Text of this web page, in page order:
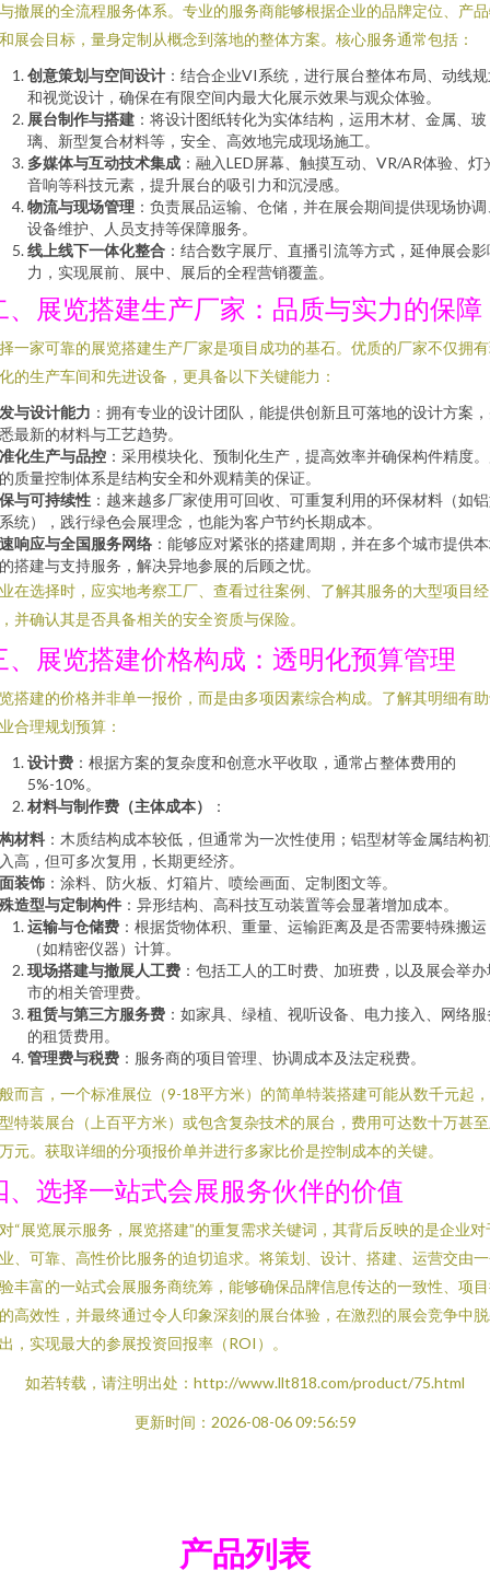
撤展的全流程服务体系。专业的服务商能够根据企业的品牌定位、产
展会目标，量身定制从概念到落地的整体方案。核心服务通常包括：
创意策划与空间设计 ：结合企业VI系统，进行展台整体布局、动线
和视觉设计，确保在有限空间内最大化展示效果与观众体验。
展台制作与搭建 ：将设计图纸转化为实体结构，运用木材、金属、玻
璃、新型复合材料等，安全、高效地完成现场施工。
多媒体与互动技术集成 ：融入LED屏幕、触摸互动、VR/AR体验、灯
音响等科技元素，提升展台的吸引力和沉浸感。
物流与现场管理 ：负责展品运输、仓储，并在展会期间提供现场协调
设备维护、人员支持等保障服务。
线上线下一体化整合 ：结合数字展厅、直播引流等方式，延伸展会
力，实现展前、展中、展后的全程营销覆盖。
、展览搭建生产厂家：品质与实力的保障
一家可靠的展览搭建生产厂家是项目成功的基石。优质的厂家不仅拥
的生产车间和先进设备，更具备以下关键能力：
与设计能力 ：拥有专业的设计团队，能提供创新且可落地的设计方案
最新的材料与工艺趋势。
化生产与品控 ：采用模块化、预制化生产，提高效率并确保构件精度
质量控制体系是结构安全和外观精美的保证。
与可持续性 ：越来越多厂家使用可回收、可重复利用的环保材料（如
统），践行绿色会展理念，也能为客户节约长期成本。
响应与全国服务网络 ：能够应对紧张的搭建周期，并在多个城市提供
搭建与支持服务，解决异地参展的后顾之忧。
在选择时，应实地考察工厂、查看过往案例、了解其服务的大型项目经
并确认其是否具备相关的安全资质与保险。
、展览搭建价格构成：透明化预算管理
搭建的价格并非单一报价，而是由多项因素综合构成。了解其明细有
合理规划预算：
设计费 ：根据方案的复杂度和创意水平收取，通常占整体费用的
5%-10%。
材料与制作费（主体成本）
：
材料 ：木质结构成本较低，但通常为一次性使用；铝型材等金属结构
高，但可多次复用，长期更经济。
装饰 ：涂料、防火板、灯箱片、喷绘画面、定制图文等。
造型与定制构件 ：异形结构、高科技互动装置等会显著增加成本。
运输与仓储费 ：根据货物体积、重量、运输距离及是否需要特殊搬运
（如精密仪器）计算。
现场搭建与撤展人工费 ：包括工人的工时费、加班费，以及展会举
市的相关管理费。
租赁与第三方服务费 ：如家具、绿植、视听设备、电力接入、网络
的租赁费用。
管理费与税费 ：服务商的项目管理、协调成本及法定税费。
而言，一个标准展位（9-18平方米）的简单特装搭建可能从数千元起
特装展台（上百平方米）或包含复杂技术的展台，费用可达数十万甚
元。获取详细的分项报价单并进行多家比价是控制成本的关键。
、选择一站式会展服务伙伴的价值
“展览展示服务，展览搭建”的重复需求关键词，其背后反映的是企业对
、可靠、高性价比服务的迫切追求。将策划、设计、搭建、运营交由
丰富的一站式会展服务商统筹，能够确保品牌信息传达的一致性、项
高效性，并最终通过令人印象深刻的展台体验，在激烈的展会竞争中
，实现最大的参展投资回报率（ROI）。
如若转载，请注明出处：http://www.llt818.com/product/75.html
更新时间：2026-08-06 09:56:59
产品列表